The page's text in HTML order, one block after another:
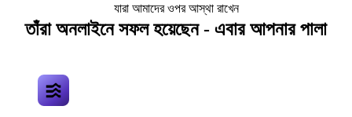
যারা আমাদের ওপর আস্থা রাখেন
তাঁরা অনলাইনে সফল হয়েছেন - এবার আপনার পালা